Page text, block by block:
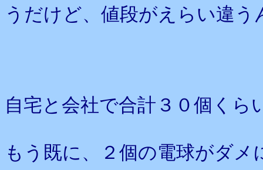
うだけど、値段がえらい違う
自宅と会社で合計３０個くら
もう既に、２個の電球がダメ